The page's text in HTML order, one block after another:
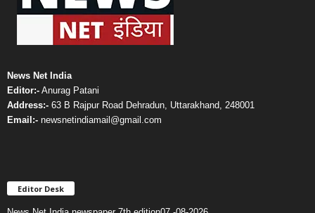
News Net India
Editor:- Anurag Patani
Address:- 63 B Rajpur Road Dehradun, Uttarakhand, 248001
Email:- newsnetindiamail@gmail.com
Editor Desk